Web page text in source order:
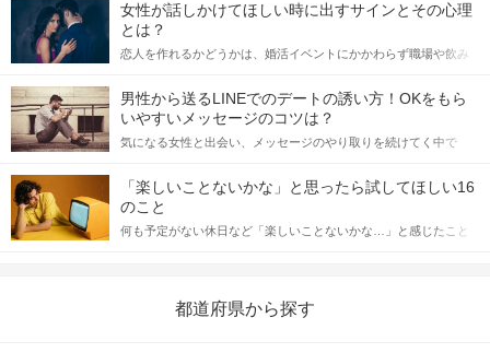
女性が話しかけてほしい時に出すサインとその心理
とは？
恋人を作れるかどうかは、婚活イベントにかかわらず職場や飲み
てアプローチできるかにも左右されます。 これから恋人作りを本
格的に始めようとしている方は、女性が異性を求めて出すサイン
をしっかりと理解し、正しい行動に移せるかどうかが重要。 この
記事では、女性が話しかけて欲しい時に出すサインとその心理を
合にどのような行動に繋げるべきかをご紹介していきます。
男性から送るLINEでのデートの誘い方！OKをもら
いやすいメッセージのコツは？
気になる女性と出会い、メッセージのやり取りを続けてく中で
しかし、中には「どう誘ったらいいの？」とお困りの男性もいら
っしゃるのではないでしょうか。 そこで今回は、男性から女性へ
送るLINEでのデートの誘い方のコツをご紹介します。例文も混じ
えながら解説するので、ぜひ参考にしてください。
「楽しいことないかな」と思ったら試してほしい16
のこと
何も予定がない休日など「楽しいことないかな…」と感じたこと
の楽しいことアイデアを集めました♪ いままさに楽しいことを探し
都道府県から探す